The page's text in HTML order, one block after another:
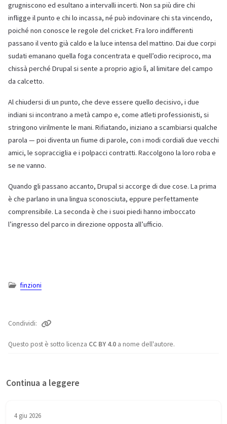
grugniscono ed esultano a intervalli incerti. Non sa più dire chi
infligge il punto e chi lo incassa, né può indovinare chi sta vincendo,
poiché non conosce le regole del cricket. Fra loro indifferenti
passano il vento già caldo e la luce intensa del mattino. Dai due corpi
sudati emanano quella foga concentrata e quell’odio reciproco, ma
chissà perché Drupal si sente a proprio agio lì, al limitare del campo
da calcetto.
Al chiudersi di un punto, che deve essere quello decisivo, i due
indiani si incontrano a metà campo e, come atleti professionisti, si
stringono virilmente le mani. Rifiatando, iniziano a scambiarsi qualche
parola — poi diventa un fiume di parole, con i modi cordiali due vecchi
amici, le sopracciglia e i polpacci contratti. Raccolgono la loro roba e
se ne vanno.
Quando gli passano accanto, Drupal si accorge di due cose. La prima
è che parlano in una lingua sconosciuta, eppure perfettamente
comprensibile. La seconda è che i suoi piedi hanno imboccato
l’ingresso del parco in direzione opposta all’ufficio.
finzioni
Questo post è sotto licenza CC BY 4.0 a nome dell'autore.
Condividi
Continua a leggere
4 giu 2026